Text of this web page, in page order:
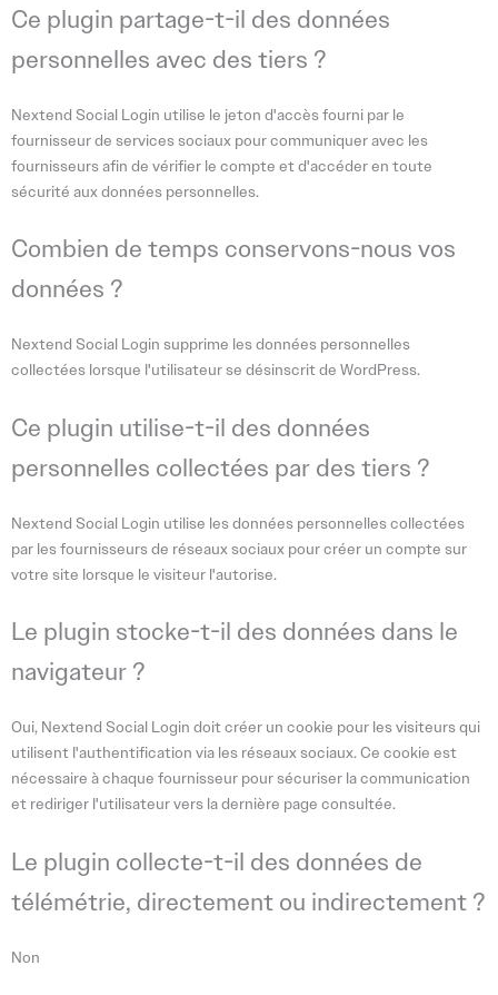
Ce plugin partage-t-il des données
personnelles avec des tiers ?
Nextend Social Login utilise le jeton d'accès fourni par le
fournisseur de services sociaux pour communiquer avec les
fournisseurs afin de vérifier le compte et d'accéder en toute
sécurité aux données personnelles.
Combien de temps conservons-nous vos
données ?
Nextend Social Login supprime les données personnelles
collectées lorsque l'utilisateur se désinscrit de WordPress.
Ce plugin utilise-t-il des données
personnelles collectées par des tiers ?
Nextend Social Login utilise les données personnelles collectées
par les fournisseurs de réseaux sociaux pour créer un compte sur
votre site lorsque le visiteur l'autorise.
Le plugin stocke-t-il des données dans le
navigateur ?
Oui, Nextend Social Login doit créer un cookie pour les visiteurs qui
utilisent l'authentification via les réseaux sociaux. Ce cookie est
nécessaire à chaque fournisseur pour sécuriser la communication
et rediriger l'utilisateur vers la dernière page consultée.
Le plugin collecte-t-il des données de
télémétrie, directement ou indirectement ?
Non